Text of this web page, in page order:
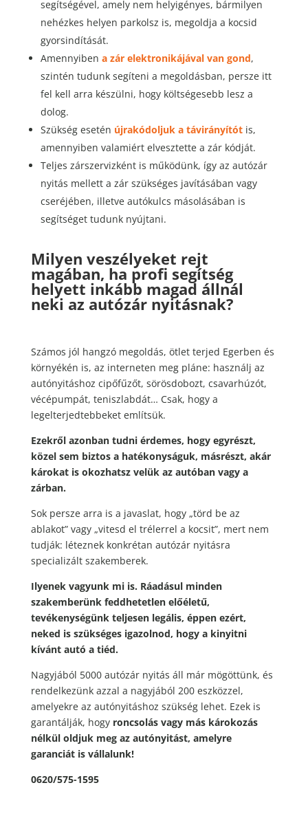
segítségével, amely nem helyigényes, bármilyen
nehézkes helyen parkolsz is, megoldja a kocsid
gyorsindítását.
Amennyiben a zár elektronikájával van gond,
szintén tudunk segíteni a megoldásban, persze itt
fel kell arra készülni, hogy költségesebb lesz a
dolog.
Szükség esetén újrakódoljuk a távirányítótis,
amennyiben valamiért elvesztette a zár kódját.
Teljes zárszervizként is működünk, így az autózár
nyitás mellett a zár szükséges javításában vagy
cseréjében, illetve autókulcs másolásában is
segítséget tudunk nyújtani.
Milyen veszélyeket rejt
magában, ha profi segítség
helyett inkább magad állnál
neki az autózár nyitásnak?
Számos jól hangzó megoldás, ötlet terjed Egerben és
környékén is, az interneten meg pláne: használj az
autónyitáshoz cipőfűzőt, sörösdobozt, csavarhúzót,
vécépumpát, teniszlabdát… Csak, hogy a
legelterjedtebbeket említsük.
Ezekről azonban tudni érdemes, hogy egyrészt,
közel sem biztos a hatékonyságuk, másrészt, akár
károkat is okozhatsz velük az autóban vagy a
zárban.
Sok persze arra is a javaslat, hogy „törd be az
ablakot” vagy „vitesd el trélerrel a kocsit”, mert nem
tudják: léteznek konkrétan autózár nyitásra
specializált szakemberek.
Ilyenek vagyunk mi is. Ráadásul minden
szakemberünk feddhetetlen előéletű,
tevékenységünk teljesen legális, éppen ezért,
neked is szükséges igazolnod, hogy a kinyitni
kívánt autó a tiéd.
Nagyjából 5000 autózár nyitás áll már mögöttünk, és
rendelkezünk azzal a nagyjából 200 eszközzel,
amelyekre az autónyitáshoz szükség lehet. Ezek is
garantálják, hogy roncsolás vagy más károkozás
nélkül oldjuk meg az autónyitást, amelyre
garanciát is vállalunk!
0620/575-1595